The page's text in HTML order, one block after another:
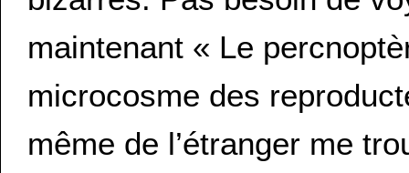
maintenant « Le
microcosme des
même de l’étranger me